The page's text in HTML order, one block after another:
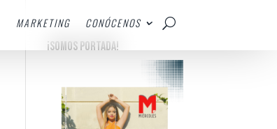
MARKETING
CONÓCENOS
¡SOMOS PORTADA!